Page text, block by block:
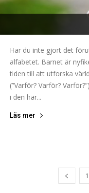
Har du inte gjort det
alfabetet. Barnet är
tiden till att utforska
(”Varför? Varför?
i den här...
Läs mer
1